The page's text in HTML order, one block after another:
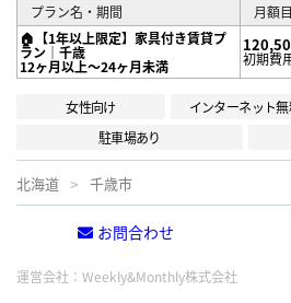
プラン名・期間
月額
🏠【1年以上限定】家具付き賃貸プ
ラン｜千歳
12ヶ月以上～24ヶ月未満 初期費
女性向け インターネット
駐車場あり
北海道 千歳市
お問合わせ
運営会社： Weekly&Monthly株式会社